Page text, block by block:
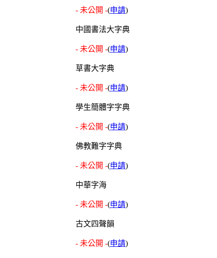
- 未公開 -(申請)
中國書法大字典
- 未公開 -(申請)
草書大字典
- 未公開 -(申請)
學生簡體字字典
- 未公開 -(申請)
佛教難字字典
- 未公開 -(申請)
中華字海
- 未公開 -(申請)
古文四聲韻
- 未公開 -(申請)